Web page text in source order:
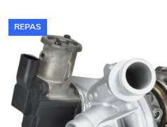
REPAS